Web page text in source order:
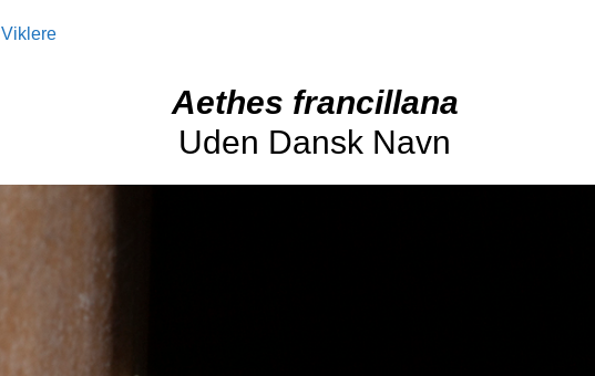
Viklere
Aethes francillana
Uden Dansk Navn